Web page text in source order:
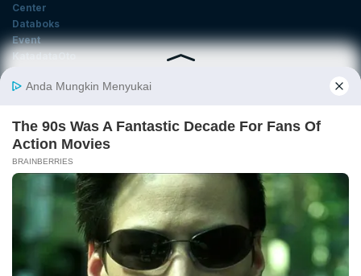
Center
Databoks
Event
KatadataOto
Email
Daftar
Tentang Katadata Advertising Karier
Pedoman Media Siber
Kebijakan Privasi
Disclaimer
Hubungi Kami
©2026 Katadata. Hak cipta dilindungi Undang-undang.